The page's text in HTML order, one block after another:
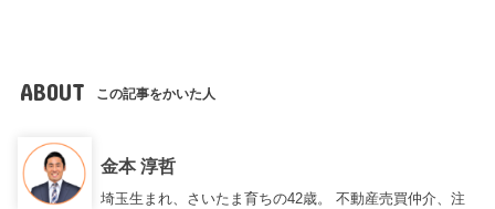
ABOUT この記事をかいた人
金本 淳哲
埼玉生まれ、さいたま育ちの42歳。 不動産売買仲介、注